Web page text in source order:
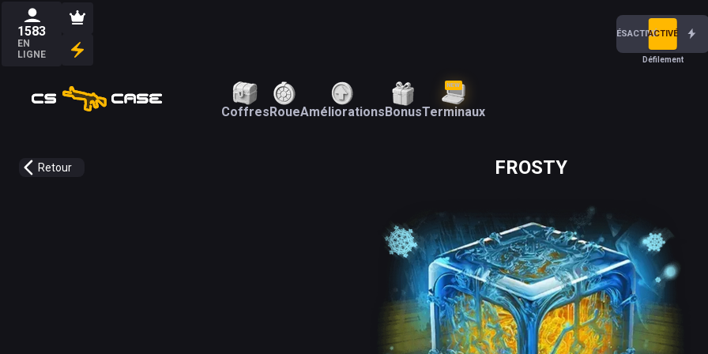
1583
EN
LIGNE
DÉSACTIVÉACTIVÉ
Défilement
CoffresRoueAméliorationsBonus
NEW
Terminaux
Retour FROSTY